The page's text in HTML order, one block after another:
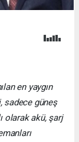
en yaygın
sadece güneş
olarak akü, şarj